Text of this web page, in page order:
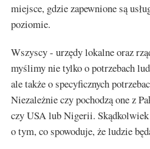
miejsce, gdzie zapewnione są
poziomie.
Wszyscy - urzędy lokalne oraz
myślimy nie tylko o potrzebach
ale także o specyficznych
Niezależnie czy pochodzą one z
czy USA lub Nigerii.
o tym, co spowoduje, że ludzie